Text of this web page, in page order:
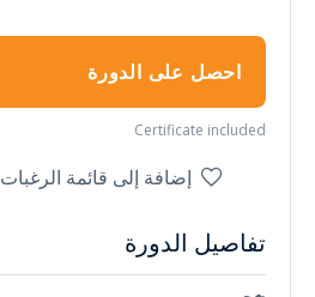
احصل على الدورة
Certificate included
إضافة إلى قائمة الرغبات
تفاصيل الدورة